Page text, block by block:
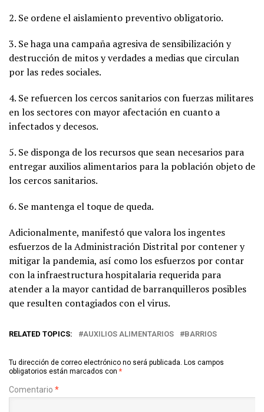
2. Se ordene el aislamiento preventivo obligatorio.
3. Se haga una campaña agresiva de sensibilización y
destrucción de mitos y verdades a medias que circulan
por las redes sociales.
4. Se refuercen los cercos sanitarios con fuerzas militares
en los sectores con mayor afectación en cuanto a
infectados y decesos.
5. Se disponga de los recursos que sean necesarios para
entregar auxilios alimentarios para la población objeto de
los cercos sanitarios.
6. Se mantenga el toque de queda.
Adicionalmente, manifestó que valora los ingentes
esfuerzos de la Administración Distrital por contener y
mitigar la pandemia, así como los esfuerzos por contar
con la infraestructura hospitalaria requerida para
atender a la mayor cantidad de barranquilleros posibles
que resulten contagiados con el virus.
RELATED TOPICS: AUXILIOS ALIMENTARIOS BARRIOS
Tu dirección de correo electrónico no será publicada. Los campos
obligatorios están marcados con *
Comentario *